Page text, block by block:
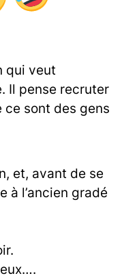
qui veut
Il pense recruter
sont des gens
et, avant de se
à l’ancien gradé